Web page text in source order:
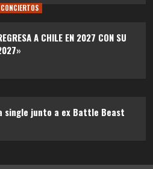
A CHILE EN 2027 CON SU
single junto a ex Battle Beast